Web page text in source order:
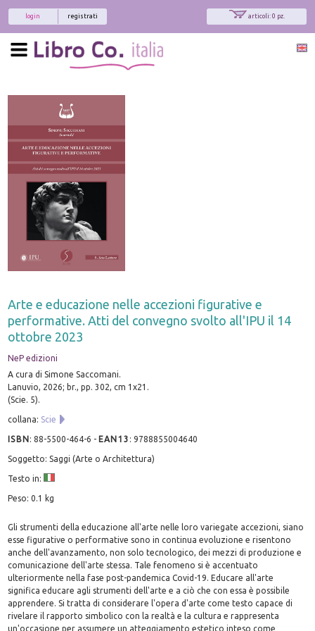
articoli: 0 pz.
registrati
login
Arte e educazione nelle accezioni figurative e
performative. Atti del convegno svolto all'IPU il 14
ottobre 2023
NeP edizioni
A cura di Simone Saccomani.
Lanuvio, 2026; br., pp. 302, cm 1x21.
(Scie. 5).
collana: Scie
ISBN:88-5500-464-6 - EAN13 :9788855004640
Soggetto: Saggi (Arte o Architettura)
Testo in:
Peso: 0.1 kg
Gli strumenti della educazione all'arte nelle loro variegate accezioni, siano
esse figurative o performative sono in continua evoluzione e risentono
anche dell'avanzamento, non solo tecnologico, dei mezzi di produzione e
comunicazione dell'arte stessa. Tale fenomeno si è accentuato
ulteriormente nella fase post-pandemica Covid-19. Educare all'arte
significa educare agli strumenti dell'arte e a ciò che con essa è possibile
apprendere. Si tratta di considerare l'opera d'arte come testo capace di
rivelare il rapporto simbolico con la realtà e la cultura e rappresenta
un'occasione per assumere un atteggiamento estetico inteso come